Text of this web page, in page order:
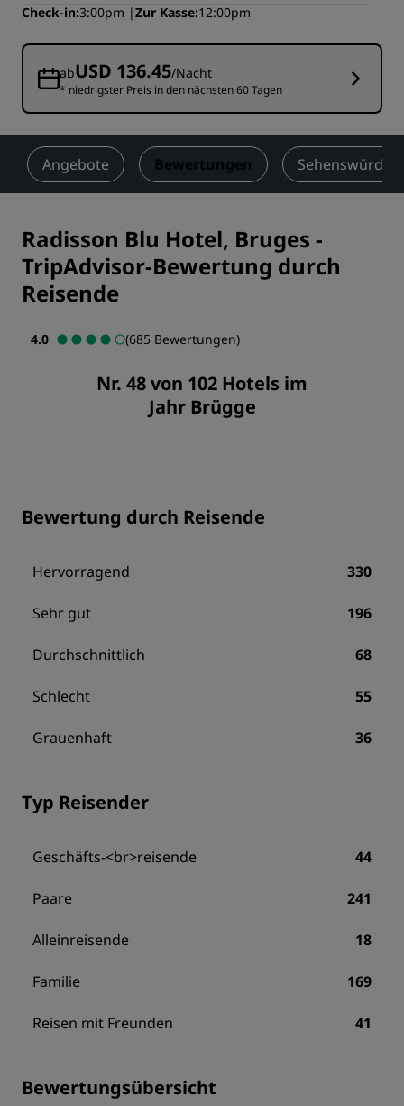
Check-in 3:00pm Zur Kasse 12:00pm
abUSD 136.45/Nacht
* niedrigster Preis in den nächsten 60 Tagen
Angebote Bewertungen
Radisson Blu Hotel, Bruges -
TripAdvisor-Bewertung durch
Reisende
4.0 (685 Bewertungen)
Nr. 48 von 102 Hotels im
Jahr Brügge
Bewertung durch Reisende
Hervorragend 330
Sehr gut 196
Durchschnittlich 68
Schlecht 55
Grauenhaft 36
Typ Reisender
Geschäfts-<br>reisende 44
Paare 241
Alleinreisende 18
Familie 169
Reisen mit Freunden 41
Bewertungsübersicht